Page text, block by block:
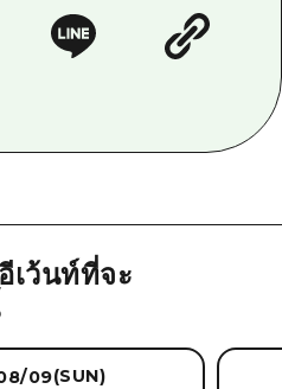
อีเว้นท์ที่จะ
09(SUN)